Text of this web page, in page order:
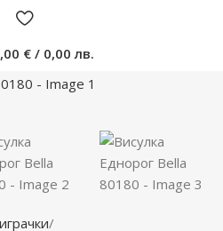
€ / 0,00 лв.